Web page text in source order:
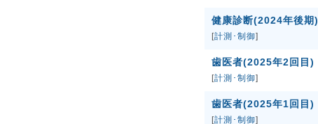
健康診断(2024年後期)
[計測･制御]
歯医者(2025年2回目)
[計測･制御]
歯医者(2025年1回目)
[計測･制御]